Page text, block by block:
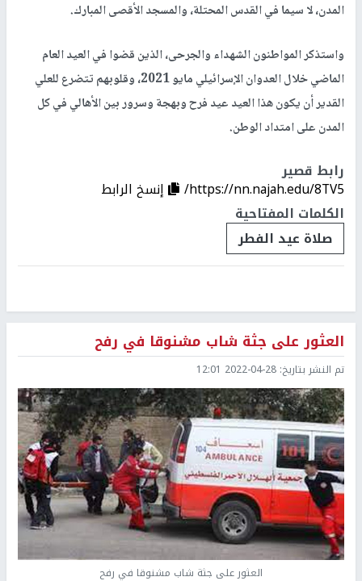
المدن، لا سيما في القدس المحتلة، والمسجد الأقصى المبارك.
واستذكر المواطنون الشهداء والجرحى، الذين قضوا في العيد العام
الماضي خلال العدوان الإسرائيلي مايو 2021، وقلوبهم تتضرع للعلي
القدير أن يكون هذا العيد عيد فرح وبهجة وسرور بين الأهالي في كل
المدن على امتداد الوطن.
رابط قصير
https://nn.najah.edu/8TV5/
إنسخ الرابط
الكلمات المفتاحية
صلاة عيد الفطر
العثور على جثة شاب مشنوقا في رفح
تم النشر بتاريخ: 2022-04-28 12:01
العثور على جثة شاب مشنوقا في رفح